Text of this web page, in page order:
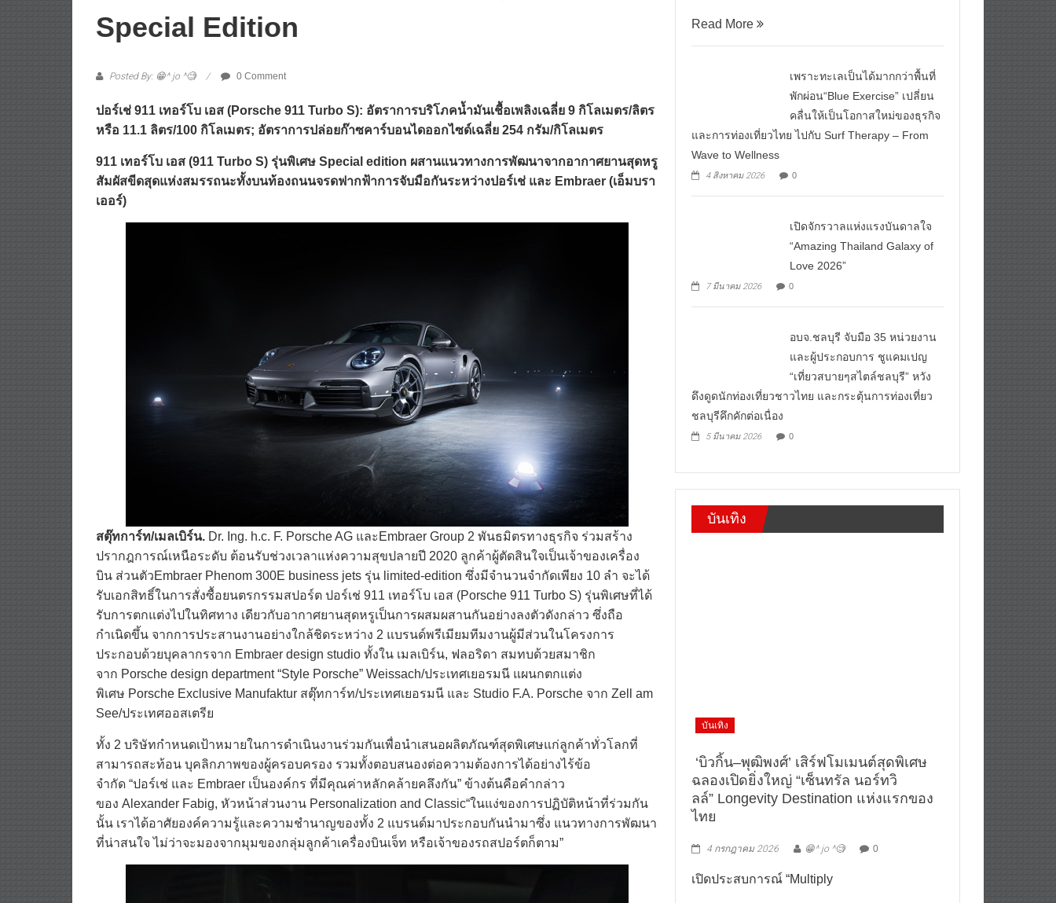
Special Edition
Posted By: 😁^ jo ^🧐 0 Comment
ปอร์เช่ 911 เทอร์โบ เอส (Porsche 911 Turbo S): อัตราการบริโภคน้ำมันเชื้อเพลิงเฉลี่ย 9 กิโลเมตร/ลิตร
หรือ 11.1 ลิตร/100 กิโลเมตร; อัตราการปล่อยก๊าซคาร์บอนไดออกไซด์เฉลี่ย 254 กรัม/กิโลเมตร
911 เทอร์โบ เอส (911 Turbo S) รุ่นพิเศษ Special edition ผสานแนวทางการพัฒนาจากอากาศยานสุดหรู
สัมผัสขีดสุดแห่งสมรรถนะทั้งบนท้องถนนจรดฟากฟ้าการจับมือกันระหว่างปอร์เช่ และ Embraer (เอ็มบรา
เออร์)
สตุ๊ทการ์ท/เมลเบิร์น. Dr. Ing. h.c. F. Porsche AG และEmbraer Group 2 พันธมิตรทางธุรกิจ ร่วมสร้าง
ปรากฎการณ์เหนือระดับ ต้อนรับช่วงเวลาแห่งความสุขปลายปี 2020 ลูกค้าผู้ตัดสินใจเป็นเจ้าของเครื่อง
บิน ส่วนตัวEmbraer Phenom 300E business jets รุ่น limited-edition ซึ่งมีจำนวนจำกัดเพียง 10 ลำ จะได้
รับเอกสิทธิ์ในการสั่งซื้อยนตรกรรมสปอร์ต ปอร์เช่ 911 เทอร์โบ เอส (Porsche 911 Turbo S) รุ่นพิเศษที่ได้
รับการตกแต่งไปในทิศทาง เดียวกับอากาศยานสุดหรูเป็นการผสมผสานกันอย่างลงตัวดังกล่าว ซึ่งถือ
กำเนิดขึ้น จากการประสานงานอย่างใกล้ชิดระหว่าง 2 แบรนด์พรีเมียมทีมงานผู้มีส่วนในโครงการ
ประกอบด้วยบุคลากรจาก Embraer design studio ทั้งใน เมลเบิร์น, ฟลอริดา สมทบด้วยสมาชิก
จาก Porsche design department “Style Porsche” Weissach/ประเทศเยอรมนี แผนกตกแต่ง
พิเศษ Porsche Exclusive Manufaktur สตุ๊ทการ์ท/ประเทศเยอรมนี และ Studio F.A. Porsche จาก Zell am
See/ประเทศออสเตรีย
ทั้ง 2 บริษัทกำหนดเป้าหมายในการดำเนินงานร่วมกันเพื่อนำเสนอผลิตภัณฑ์สุดพิเศษแก่ลูกค้าทั่วโลกที่
สามารถสะท้อน บุคลิกภาพของผู้ครอบครอง รวมทั้งตอบสนองต่อความต้องการได้อย่างไร้ข้อ
จำกัด “ปอร์เช่ และ Embraer เป็นองค์กร ที่มีคุณค่าหลักคล้ายคลึงกัน” ข้างต้นคือคำกล่าว
ของ Alexander Fabig, หัวหน้าส่วนงาน Personalization and Classic“ในแง่ของการปฏิบัติหน้าที่ร่วมกัน
นั้น เราได้อาศัยองค์ความรู้และความชำนาญของทั้ง 2 แบรนด์มาประกอบกันนำมาซึ่ง แนวทางการพัฒนา
ที่น่าสนใจ ไม่ว่าจะมองจากมุมของกลุ่มลูกค้าเครื่องบินเจ็ท หรือเจ้าของรถสปอร์ตก็ตาม”
Read More
เพราะทะเลเป็นได้มากกว่าพื้นที่
พักผ่อน“Blue Exercise” เปลี่ยน
คลื่นให้เป็นโอกาสใหม่ของธุรกิจ
และการท่องเที่ยวไทย ไปกับ Surf Therapy – From
Wave to Wellness
4 สิงหาคม 2026 0
เปิดจักรวาลแห่งแรงบันดาลใจ
“Amazing Thailand Galaxy of
Love 2026”
7 มีนาคม 2026 0
อบจ.ชลบุรี จับมือ 35 หน่วยงาน
และผู้ประกอบการ ชูแคมเปญ
“เที่ยวสบายๆสไตล์ชลบุรี” หวัง
ดึงดูดนักท่องเที่ยวชาวไทย และกระตุ้นการท่องเที่ยว
ชลบุรีคึกคักต่อเนื่อง
5 มีนาคม 2026 0
บันเทิง
บันเทิง
‘บิวกิ้น–พุฒิพงศ์’ เสิร์ฟโมเมนต์สุดพิเศษ
ฉลองเปิดยิ่งใหญ่ “เซ็นทรัล นอร์ทวิ
ลล์” Longevity Destination แห่งแรกของ
ไทย
4 กรกฎาคม 2026 😁^ jo ^🧐 0
เปิดประสบการณ์ “Multiply